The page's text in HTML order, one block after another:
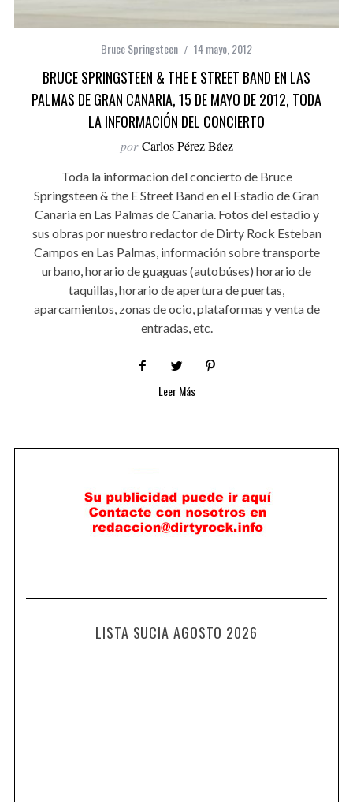
Bruce Springsteen 14 mayo, 2012
BRUCE SPRINGSTEEN & THE E STREET BAND EN LAS
PALMAS DE GRAN CANARIA, 15 DE MAYO DE 2012, TODA
LA INFORMACIÓN DEL CONCIERTO
por Carlos Pérez Báez
Toda la informacion del concierto de Bruce
Springsteen & the E Street Band en el Estadio de Gran
Canaria en Las Palmas de Canaria. Fotos del estadio y
sus obras por nuestro redactor de Dirty Rock Esteban
Campos en Las Palmas, información sobre transporte
urbano, horario de guaguas (autobúses) horario de
taquillas, horario de apertura de puertas,
aparcamientos, zonas de ocio, plataformas y venta de
entradas, etc.
Leer Más
LISTA SUCIA AGOSTO 2026